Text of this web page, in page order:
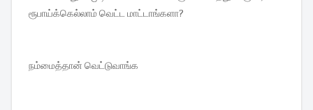
ரூபாய்க்கெல்லாம் வெட்ட மாட்டாங்களா?
நம்மைத்தான் வெட்டுவாங்க